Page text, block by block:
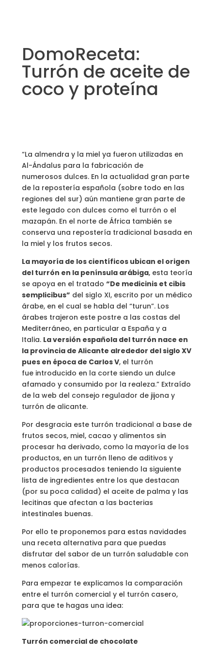
DomoReceta:
Turrón de aceite de
coco y proteína
“La almendra y la miel ya fueron utilizadas en
Al-Ándalus para la fabricación de
numerosos dulces. En la actualidad gran parte
de la repostería española (sobre todo en las
regiones del sur) aún mantiene gran parte de
este legado con dulces como el turrón o el
mazapán. En el norte de África también se
conserva una repostería tradicional basada en
la miel y los frutos secos.
La mayoría de los científicos ubican el origen
del turrón en la península arábiga, esta teoría
se apoya en el tratado “De medicinis et cibis
semplicibus” del siglo XI, escrito por un médico
árabe, en el cual se habla del “turun”. Los
árabes trajeron este postre a las costas del
Mediterráneo, en particular a España y a
Italia. La versión española del turrón nace en
la provincia de Alicante alrededor del siglo XV
pues en época de Carlos V, el turrón
fue introducido en la corte siendo un dulce
afamado y consumido por la realeza.” Extraído
de la web del consejo regulador de jijona y
turrón de alicante.
Por desgracia este turrón tradicional a base de
frutos secos, miel, cacao y alimentos sin
procesar ha derivado, como la mayoría de los
productos, en un turrón lleno de aditivos y
productos procesados teniendo la siguiente
lista de ingredientes entre los que destacan
(por su poca calidad) el aceite de palma y las
lecitinas que afectan a las bacterias
intestinales buenas.
Por ello te proponemos para estas navidades
una receta alternativa para que puedas
disfrutar del sabor de un turrón saludable con
menos calorías.
Para empezar te explicamos la comparación
entre el turrón comercial y el turrón casero,
para que te hagas una idea:
Turrón comercial de chocolate